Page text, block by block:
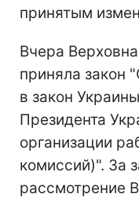
принятым
Вчера
приняла закон
в закон
Президента
организации
комиссий)". За
рассмотрение